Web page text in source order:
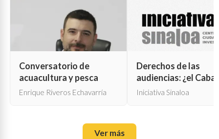
Conversatorio de
acuacultura y pesca
Enrique Riveros Echavarría
Derechos de las
audiencias: ¿el
de Troya para la
Iniciativa Sinaloa
Ver más